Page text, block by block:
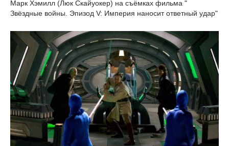
Марк Хэмилл (Люк Скайуокер) на съёмках фильма "
Звёздные войны. Эпизод V: Империя наносит ответный удар"